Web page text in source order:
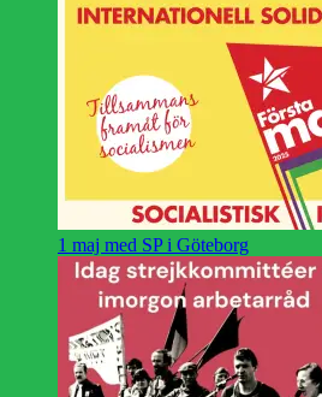
1 maj med SP i Göteborg